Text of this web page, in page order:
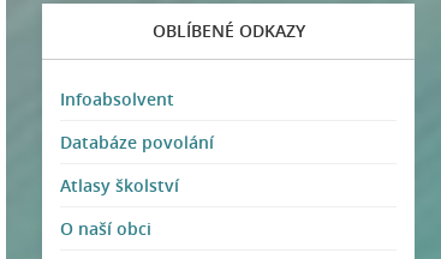
OBLÍBENÉ ODKAZY
Infoabsolvent
Databáze povolání
Atlasy školství
O naší obci